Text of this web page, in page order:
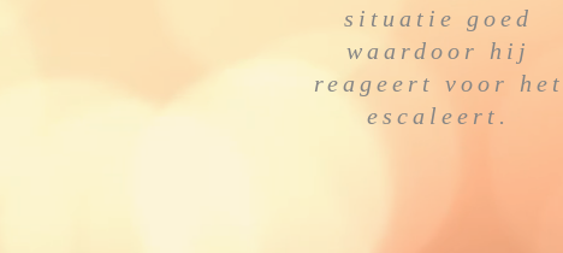
situatie goed
waardoor hij
reageert voor het
escaleert.